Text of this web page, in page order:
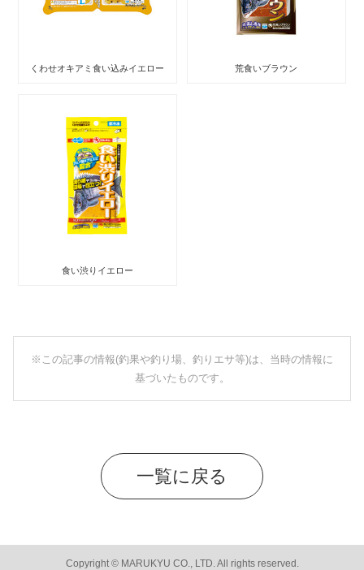
くわせオキアミ食い込みイエロー 荒食いブラウン
食い渋りイエロー
※この記事の情報(釣果や釣り場、釣りエサ等)は、当時の情報に
基づいたものです。
一覧に戻る
Copyright © MARUKYU CO., LTD. All rights reserved.